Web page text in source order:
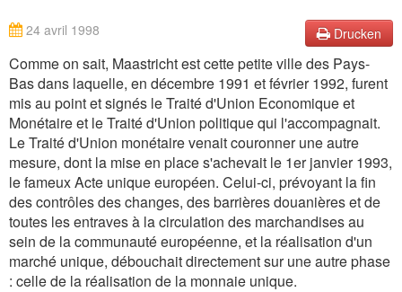
Drucken
24 avril 1998
Comme on sait, Maastricht est cette petite ville des Pays-
Bas dans laquelle, en décembre 1991 et février 1992, furent
mis au point et signés le Traité d'Union Economique et
Monétaire et le Traité d'Union politique qui l'accompagnait.
Le Traité d'Union monétaire venait couronner une autre
mesure, dont la mise en place s'achevait le 1er janvier 1993,
le fameux Acte unique européen. Celui-ci, prévoyant la fin
des contrôles des changes, des barrières douanières et de
toutes les entraves à la circulation des marchandises au
sein de la communauté européenne, et la réalisation d'un
marché unique, débouchait directement sur une autre phase
: celle de la réalisation de la monnaie unique.